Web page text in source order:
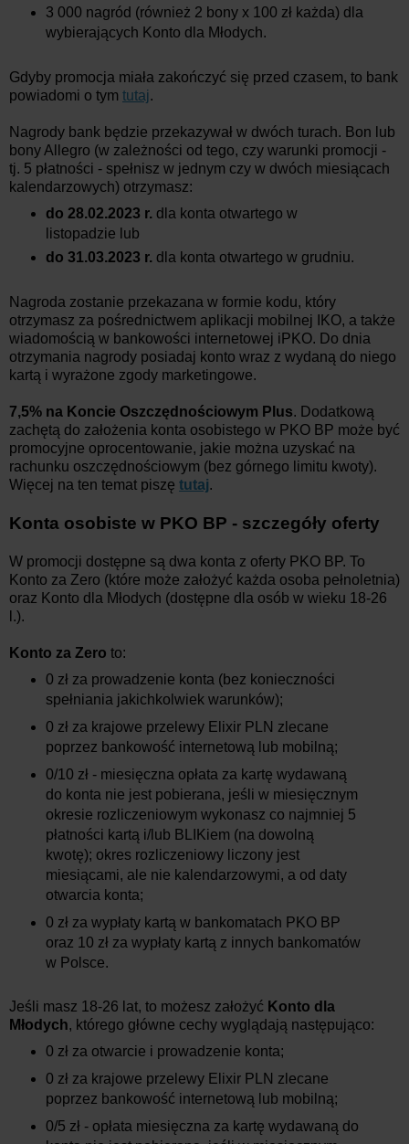
3 000 nagród (również 2 bony x 100 zł każda) dla
wybierających Konto dla Młodych.
Gdyby promocja miała zakończyć się przed czasem, to bank
powiadomi o tym tutaj.
Nagrody bank będzie przekazywał w dwóch turach. Bon lub
bony Allegro (w zależności od tego, czy warunki promocji -
tj. 5 płatności - spełnisz w jednym czy w dwóch miesiącach
kalendarzowych) otrzymasz:
do 28.02.2023 r. dla konta otwartego w
listopadzie lub
do 31.03.2023 r. dla konta otwartego w grudniu.
Nagroda zostanie przekazana w formie kodu, który
otrzymasz za pośrednictwem aplikacji mobilnej IKO, a także
wiadomością w bankowości internetowej iPKO. Do dnia
otrzymania nagrody posiadaj konto wraz z wydaną do niego
kartą i wyrażone zgody marketingowe.
7,5% na Koncie Oszczędnościowym Plus. Dodatkową
zachętą do założenia konta osobistego w PKO BP może być
promocyjne oprocentowanie, jakie można uzyskać na
rachunku oszczędnościowym (bez górnego limitu kwoty).
Więcej na ten temat piszę tutaj.
Konta osobiste w PKO BP - szczegóły oferty
W promocji dostępne są dwa konta z oferty PKO BP. To
Konto za Zero (które może założyć każda osoba pełnoletnia)
oraz Konto dla Młodych (dostępne dla osób w wieku 18-26
l.).
Konto za Zero to:
0 zł za prowadzenie konta (bez konieczności
spełniania jakichkolwiek warunków);
0 zł za krajowe przelewy Elixir PLN zlecane
poprzez bankowość internetową lub mobilną;
0/10 zł - miesięczna opłata za kartę wydawaną
do konta nie jest pobierana, jeśli w miesięcznym
okresie rozliczeniowym wykonasz co najmniej 5
płatności kartą i/lub BLIKiem (na dowolną
kwotę); okres rozliczeniowy liczony jest
miesiącami, ale nie kalendarzowymi, a od daty
otwarcia konta;
0 zł za wypłaty kartą w bankomatach PKO BP
oraz 10 zł za wypłaty kartą z innych bankomatów
w Polsce.
Jeśli masz 18-26 lat, to możesz założyć Konto dla
Młodych, którego główne cechy wyglądają następująco:
0 zł za otwarcie i prowadzenie konta;
0 zł za krajowe przelewy Elixir PLN zlecane
poprzez bankowość internetową lub mobilną;
0/5 zł - opłata miesięczna za kartę wydawaną do